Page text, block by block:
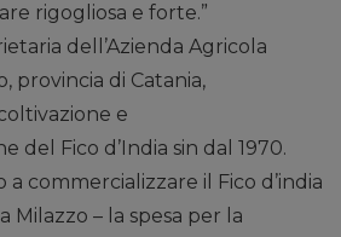
rigogliosa e forte.”
dell’Azienda Agricola
provincia di Catania,
e
del Fico d’India sin dal 1970.
a commercializzare il Fico d’india
Milazzo – la spesa per la